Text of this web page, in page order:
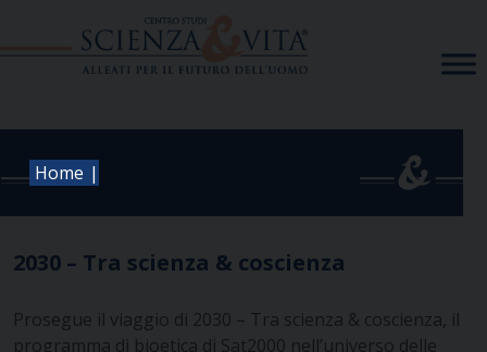
Home |
2030 – Tra scienza & coscienza
Prosegue il viaggio di 2030 – Tra scienza & coscienza, il
programma di bioetica di Sat2000 nell’universo delle